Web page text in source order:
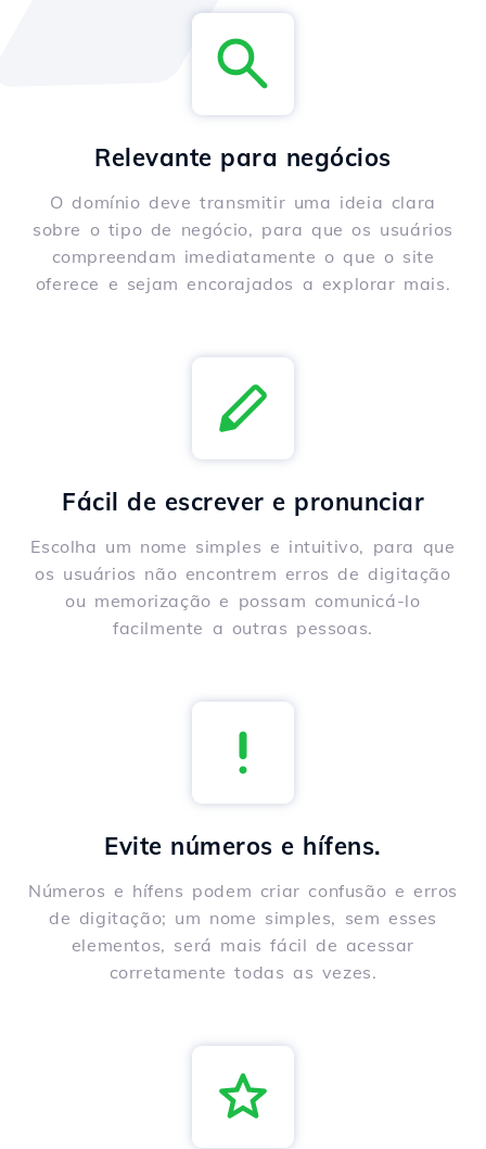
Relevante para negócios
O domínio deve transmitir uma ideia clara
sobre o tipo de negócio, para que os usuários
compreendam imediatamente o que o site
oferece e sejam encorajados a explorar mais.
Fácil de escrever e pronunciar
Escolha um nome simples e intuitivo, para que
os usuários não encontrem erros de digitação
ou memorização e possam comunicá-lo
facilmente a outras pessoas.
Evite números e hífens.
Números e hífens podem criar confusão e erros
de digitação; um nome simples, sem esses
elementos, será mais fácil de acessar
corretamente todas as vezes.